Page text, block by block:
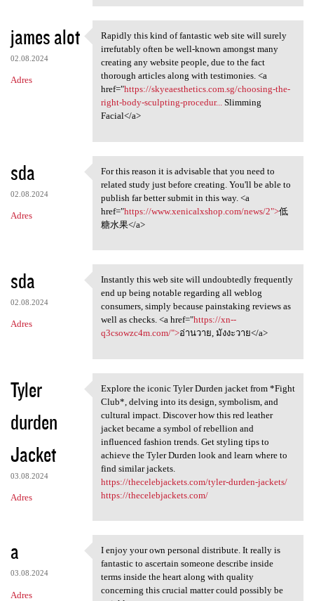
james alot
02.08.2024
Adres
Rapidly this kind of
Rapidly this kind of fantastic web site will surely
irrefutably often be well-known amongst many
creating any website people, due to the fact
thorough articles along with testimonies. <a
href="https://skyeaesthetics.com.sg/choosing-the-
right-body-sculpting-procedur...
Slimming
Facial</a>
sda
02.08.2024
Adres
For this reason it is
For this reason it is advisable that you need to
related study just before creating. You'll be able to
publish far better submit in this way. <a
href="https://www.xenicalxshop.com/news/2">低
糖水果</a>
sda
02.08.2024
Adres
Instantly this web site will
Instantly this web site will undoubtedly frequently
end up being notable regarding all weblog
consumers, simply because painstaking reviews as
well as checks. <a href="https://xn--
q3csowzc4m.com/">อ่านวาย, มังงะวาย</a>
Tyler
durden
Jacket
03.08.2024
Adres
Explore the iconic Tyler
Explore the iconic Tyler Durden jacket from *Fight
Club*, delving into its design, symbolism, and
cultural impact. Discover how this red leather
jacket became a symbol of rebellion and
influenced fashion trends. Get styling tips to
achieve the Tyler Durden look and learn where to
find similar jackets.
https://thecelebjackets.com/tyler-durden-jackets/
https://thecelebjackets.com/
a
03.08.2024
Adres
I enjoy your own personal
I enjoy your own personal distribute. It really is
fantastic to ascertain someone describe inside
terms inside the heart along with quality
concerning this crucial matter could possibly be